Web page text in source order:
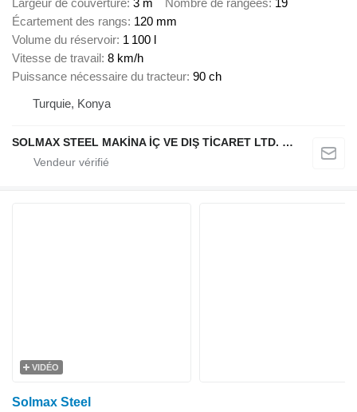
Largeur de couverture 3 m Nombre de rangées 19
Écartement des rangs 120 mm
Volume du réservoir 1 100 l
Vitesse de travail 8 km/h
Puissance nécessaire du tracteur 90 ch
Turquie, Konya
SOLMAX STEEL MAKİNA İÇ VE DIŞ TİCARET LTD. ŞTİ.
VIDÉO
Solmax Steel